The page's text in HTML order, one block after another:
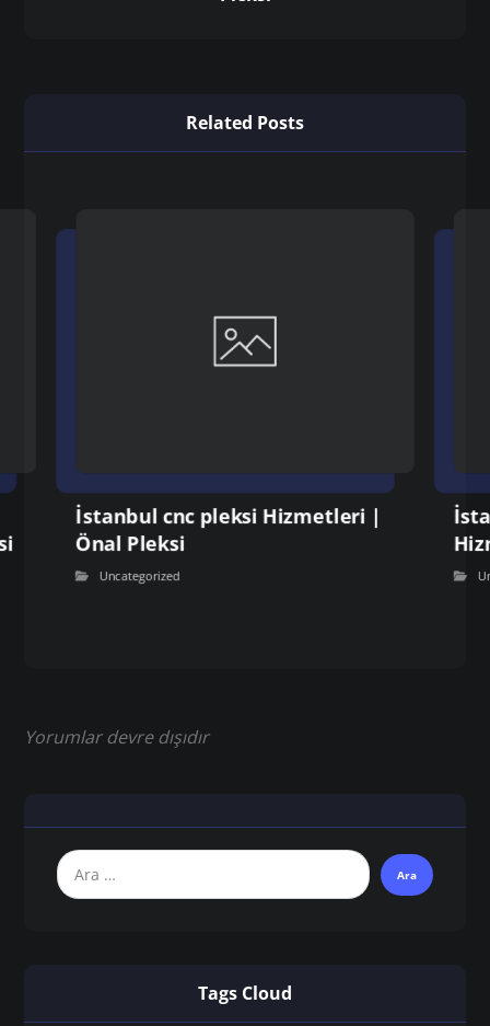
Related Posts
İstanbul cnc pleksi Hizmetleri |
Önal Pleksi
Uncategorized
Yorumlar devre dışıdır
Tags Cloud